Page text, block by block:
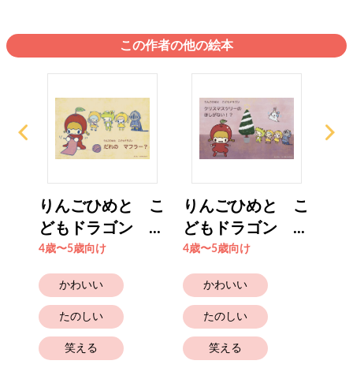
この作者の他の絵本
りんごひめと こ
どもドラゴン ...
4歳〜5歳向け
かわいい
たのしい
笑える
りんごひめと こ
どもドラゴン ...
4歳〜5歳向け
かわいい
たのしい
笑える